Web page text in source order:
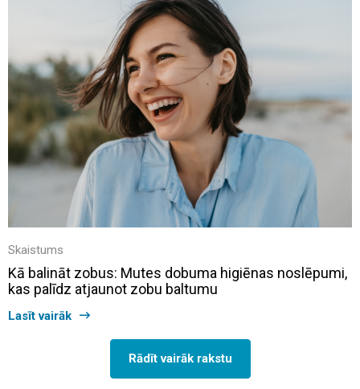
Skaistums
Kā balināt zobus: Mutes dobuma higiēnas noslēpumi,
kas palīdz atjaunot zobu baltumu
Lasīt vairāk
Rādīt vairāk rakstu